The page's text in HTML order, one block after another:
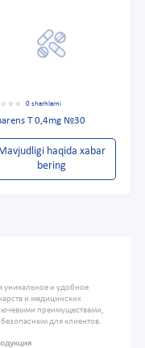
0 sharhlarni
T 0,4mg №30
Mavjudligi haqida xabar
bering
уникальное и удобное
и медицинских
преимуществами,
для клиентов.